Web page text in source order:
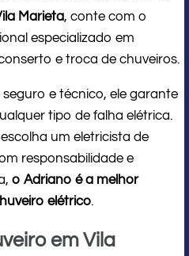
Marieta, conte com o
especializado em
e troca de chuveiros.
e técnico, ele garante
tipo de falha elétrica.
um eletricista de
responsabilidade e
o Adriano é a melhor
elétrico.
em Vila